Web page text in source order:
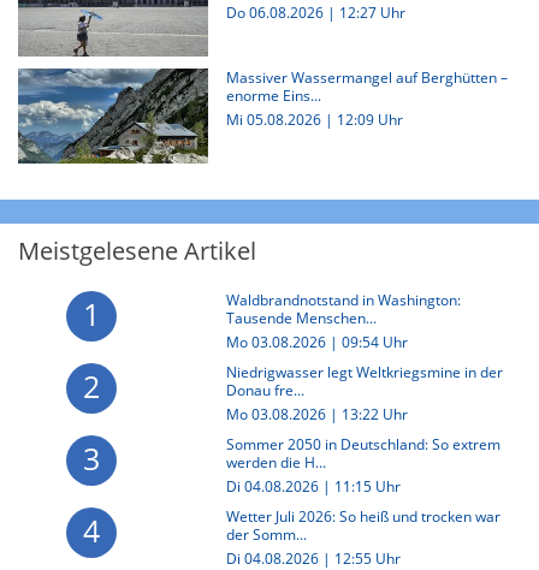
Do 06.08.2026 | 12:27 Uhr
Massiver Wassermangel auf Berghütten –
enorme Eins...
Mi 05.08.2026 | 12:09 Uhr
Meistgelesene Artikel
1
Waldbrandnotstand in Washington:
Tausende Menschen...
Mo 03.08.2026 | 09:54 Uhr
2
Niedrigwasser legt Weltkriegsmine in der
Donau fre...
Mo 03.08.2026 | 13:22 Uhr
3
Sommer 2050 in Deutschland: So extrem
werden die H...
Di 04.08.2026 | 11:15 Uhr
4
Wetter Juli 2026: So heiß und trocken war
der Somm...
Di 04.08.2026 | 12:55 Uhr